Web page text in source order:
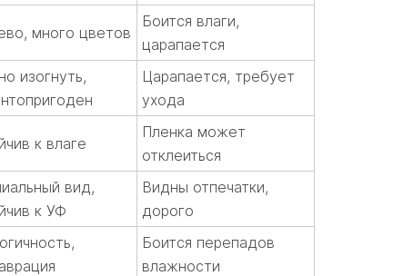
много цветов
Боится влаги,
царапается
изогнуть,
Царапается, требует
ухода
к влаге
Пленка может
отклеиться
вид,
к УФ
Видны отпечатки,
дорого
Боится перепадов
влажности